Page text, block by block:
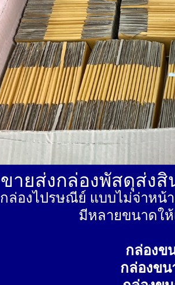
ขายส่งกล่องพัสดุส่ง
กล่องไปรษณีย์ แบบไม่จ่าหน้
มีหลายขนาดให้
กล่องข
กล่องขน